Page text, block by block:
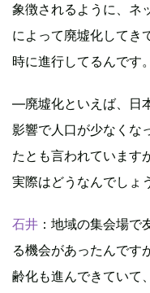
象徴されるように、ネ
によって廃墟化してき
時に進行してるんです。
―廃墟化といえば、日
影響で人口が少なくな
たとも言われています
実際はどうなんでしょ
石井 ：地域の集会場
る機会があったんです
齢化も進んできていて